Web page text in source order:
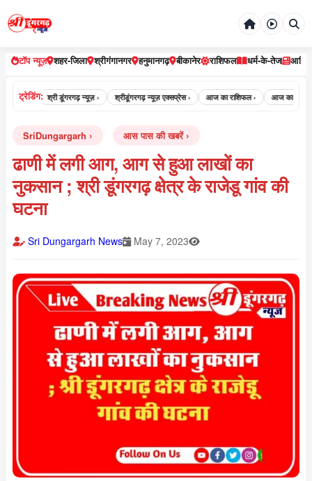
टॉप न्यूज़ शहर-जिला श्रीगंगानगर हनुमानगढ़ बीकानेर राशिफल धर्म-के-तेज
ट्रेडिंग:श्री डूंगरगढ़ न्यूज़ › श्रीडूंगरगढ़ न्यूज़ एक्सप्रेस › आज का राशिफल › आज का पंचांग ›
SriDungargarh आस पास की खबरें
ढाणी में लगी आग, आग से हुआ लाखों का
नुकसान ; श्री डूंगरगढ़ क्षेत्र के राजेडू गांव की
घटना
Sri Dungargarh News May 7, 2023